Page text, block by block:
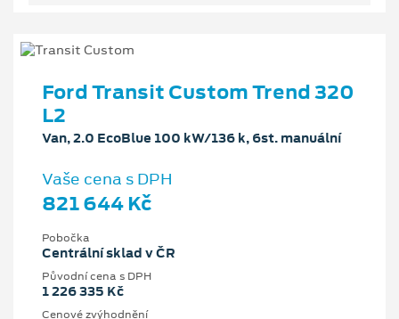
Ford Transit Custom Trend 320
L2
Van, 2.0 EcoBlue 100 kW/136 k, 6st. manuální
Vaše cena s DPH
821 644 Kč
Pobočka
Centrální sklad v ČR
Původní cena s DPH
1 226 335 Kč
Cenové zvýhodnění